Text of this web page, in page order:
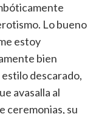
Lo bueno
estoy
bien
descarado,
avasalla al
ceremonias, su